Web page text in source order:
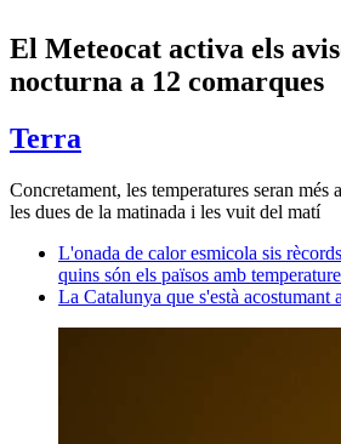
El Meteocat activa els
nocturna a 12 comarques
Terra
Concretament, les temperatures seran més
les dues de la matinada i les vuit del matí
L'onada de calor esmicola sis
quins són els països amb
La Catalunya que s'està acostumant